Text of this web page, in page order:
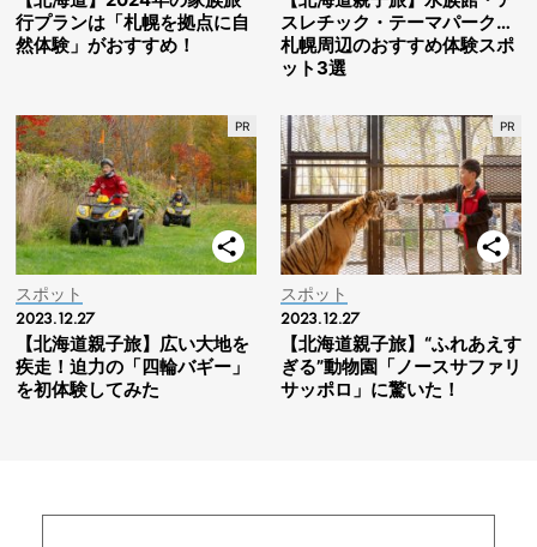
行プランは「札幌を拠点に自
然体験」がおすすめ！
スレチック・テーマパーク…
札幌周辺のおすすめ体験スポ
ット3選
スポット
2023.12.27
【北海道親子旅】広い大地を
疾走！迫力の「四輪バギー」
を初体験してみた
スポット
2023.12.27
【北海道親子旅】“ふれあえす
ぎる”動物園「ノースサファリ
サッポロ」に驚いた！